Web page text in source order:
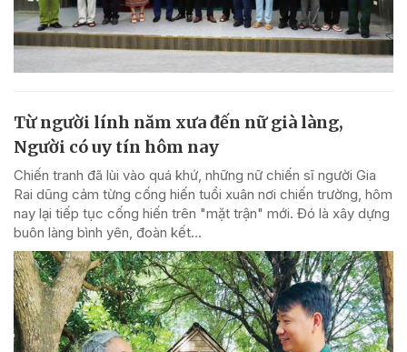
Từ người lính năm xưa đến nữ già làng,
Người có uy tín hôm nay
Chiến tranh đã lùi vào quá khứ, những nữ chiến sĩ người Gia
Rai dũng cảm từng cống hiến tuổi xuân nơi chiến trường, hôm
nay lại tiếp tục cống hiến trên "mặt trận" mới. Đó là xây dựng
buôn làng bình yên, đoàn kết...